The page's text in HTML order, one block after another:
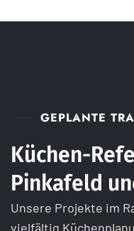
GEPLANTE
Küchen-
Pinkafeld
Unsere Projekte im
vielfältig